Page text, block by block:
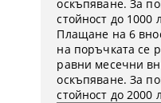
оскъпяване. За
стойност до 1000
Плащане на 6
на поръчката се
равни месечни
оскъпяване. За
стойност до 2000